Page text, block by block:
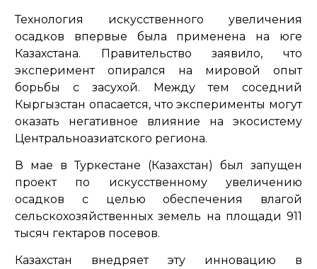
Технология искусственного увеличения
осадков впервые была применена на юге
Казахстана. Правительство заявило, что
эксперимент опирался на мировой опыт
борьбы с засухой. Между тем соседний
Кыргызстан опасается, что эксперименты могут
оказать негативное влияние на экосистему
Центральноазиатского региона.
В мае в Туркестане (Казахстан) был запущен
проект по искусственному увеличению
осадков с целью обеспечения влагой
сельскохозяйственных земель на площади 911
тысяч гектаров посевов.
Казахстан внедряет эту инновацию в